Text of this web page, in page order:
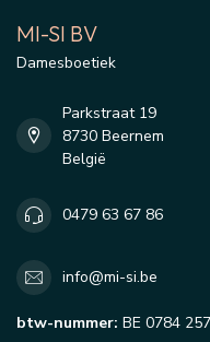
MI-SI BV
Damesboetiek
Parkstraat 19
8730 Beernem
België
0479 63 67 86
info@mi-si.be
btw-nummer: BE 0784